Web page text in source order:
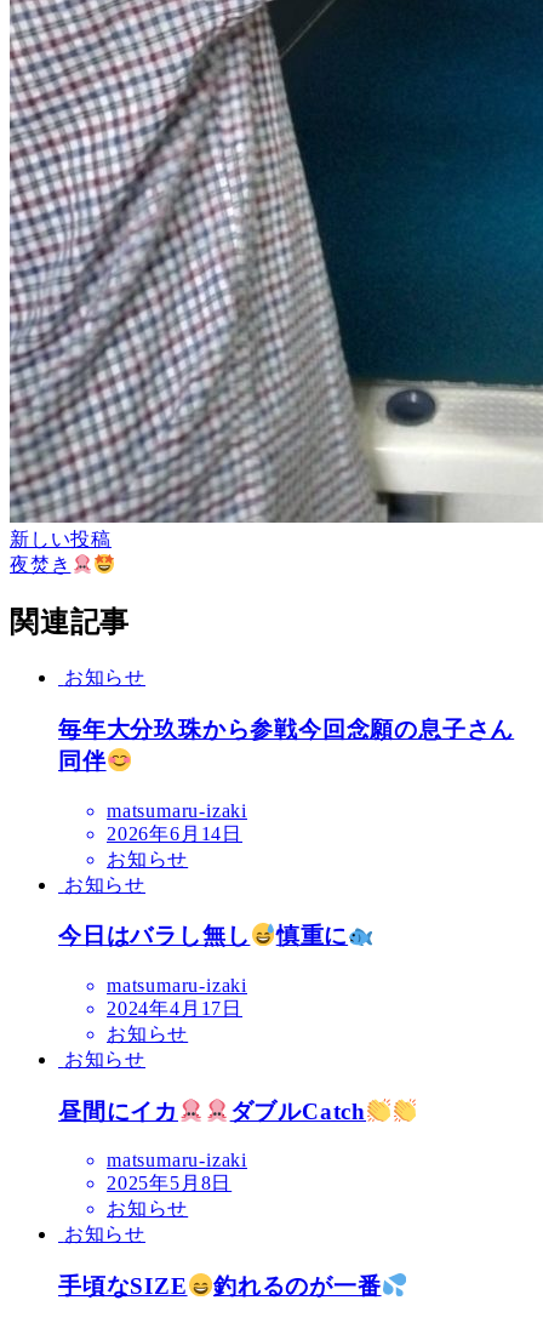
新しい投稿
夜焚き
関連記事
お知らせ
毎年大分玖珠から参戦今回念願の息子さん
同伴
matsumaru-izaki
2026年6月14日
お知らせ
お知らせ
今日はバラし無し 慎重に
matsumaru-izaki
2024年4月17日
お知らせ
お知らせ
昼間にイカ ダブルCatch
matsumaru-izaki
2025年5月8日
お知らせ
お知らせ
手頃なSIZE 釣れるのが一番